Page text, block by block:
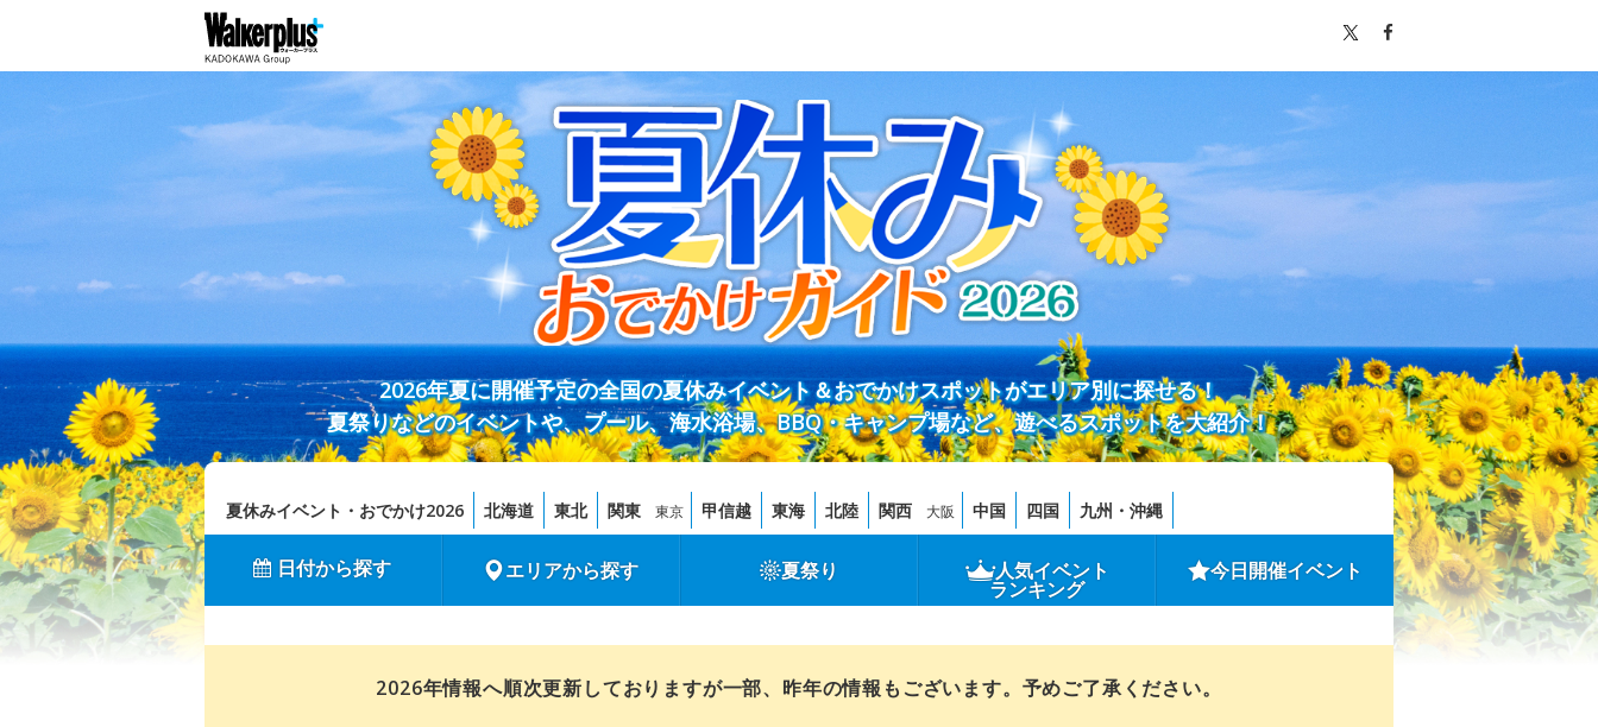
2026年夏に開催予定の全国の夏休みイベント＆おでかけスポットがエリア別に探せる！
夏祭りなどのイベントや、プール、海水浴場、BBQ・キャンプ場など、遊べるスポットを大紹介！
夏休みイベント・おでかけ2026 北海道 東北 関東 東京 甲信越 東海 北陸 関西 大阪 中国 四国 九州・沖縄
日付から探す エリアから探す 夏祭り 人気イベント
ランキング
今日開催イベント
2026年情報へ順次更新しておりますが一部、昨年の情報もございます。予めご了承ください。